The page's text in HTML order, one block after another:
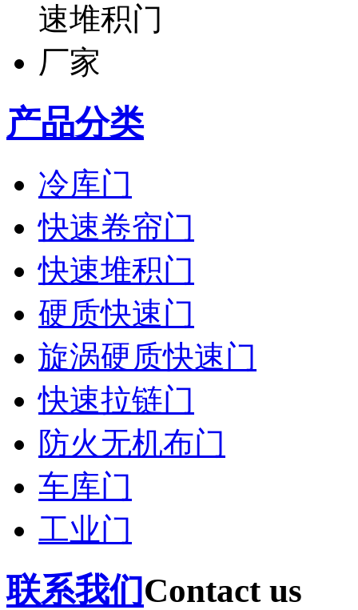
产品分类
冷库门
快速卷帘门
快速堆积门
硬质快速门
旋涡硬质快速门
快速拉链门
防火无机布门
车库门
工业门
联系我们Contact us